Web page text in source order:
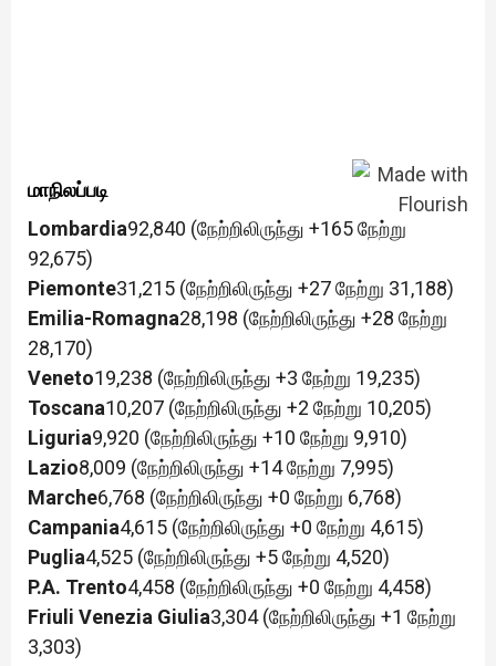
மாநிலப்படி
Lombardia92,840 (நேற்றிலிருந்து +165 நேற்று
92,675)
Piemonte31,215 (நேற்றிலிருந்து +27 நேற்று 31,188)
Emilia-Romagna28,198 (நேற்றிலிருந்து +28 நேற்று
28,170)
Veneto19,238 (நேற்றிலிருந்து +3 நேற்று 19,235)
Toscana10,207 (நேற்றிலிருந்து +2 நேற்று 10,205)
Liguria9,920 (நேற்றிலிருந்து +10 நேற்று 9,910)
Lazio8,009 (நேற்றிலிருந்து +14 நேற்று 7,995)
Marche6,768 (நேற்றிலிருந்து +0 நேற்று 6,768)
Campania4,615 (நேற்றிலிருந்து +0 நேற்று 4,615)
Puglia4,525 (நேற்றிலிருந்து +5 நேற்று 4,520)
P.A. Trento4,458 (நேற்றிலிருந்து +0 நேற்று 4,458)
Friuli Venezia Giulia3,304 (நேற்றிலிருந்து +1 நேற்று
3,303)